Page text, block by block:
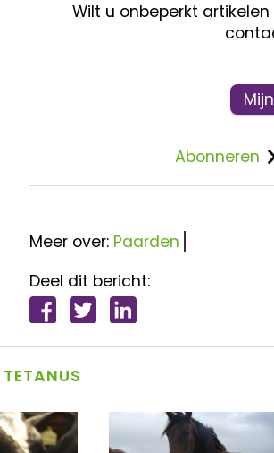
Wilt u onbeperkt
Abonneren
Meer over: Paarden
Deel dit bericht: